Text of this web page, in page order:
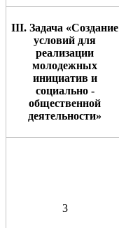
III. Задача «Создание
условий для
реализации
молодежных
инициатив и
социально -
общественной
деятельности»
3